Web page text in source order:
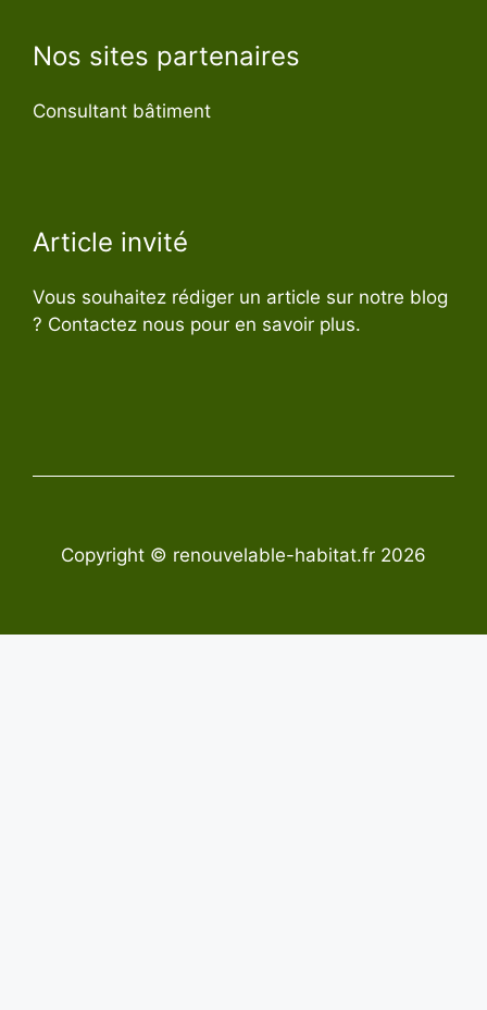
Nos sites partenaires
Consultant bâtiment
Article invité
Vous souhaitez rédiger un article sur notre blog
? Contactez nous pour en savoir plus.
Copyright © renouvelable-habitat.fr 2026